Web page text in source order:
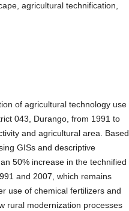
agricultural technification,
of agricultural technology use
043, Durango, from 1991 to
and agricultural area. Based
GISs and descriptive
50% increase in the technified
and 2007, which remains
use of chemical fertilizers and
rural modernization processes